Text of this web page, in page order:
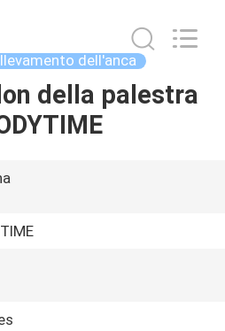
dell'anca
della palestra